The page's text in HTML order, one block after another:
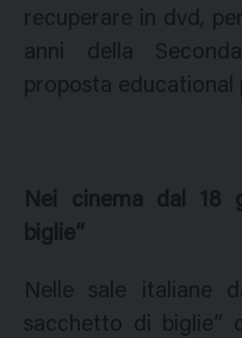
recuperare in dvd,
anni della
proposta educational
Nei cinema dal 18
biglie”
Nelle sale italiane
sacchetto di biglie”